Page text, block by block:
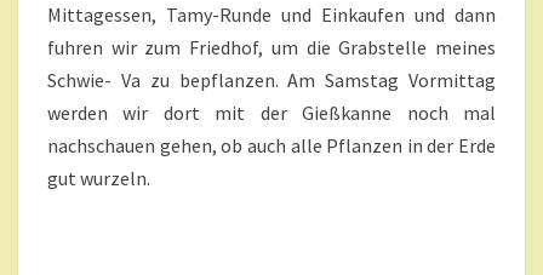
O
N
E
R
S
Mittagessen, Tamy-Runde und Einkaufen und dann
fuhren wir zum Friedhof, um die Grabstelle meines
Schwie- Va zu bepflanzen. Am Samstag Vormittag
werden wir dort mit der Gießkanne noch mal
nachschauen gehen, ob auch alle Pflanzen in der Erde
gut wurzeln.